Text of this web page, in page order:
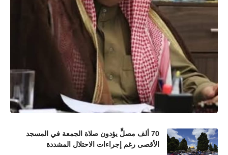
70 ألف مصلٍّ يؤدون صلاة الجمعة في المسجد
الأقصى رغم إجراءات الاحتلال المشددة